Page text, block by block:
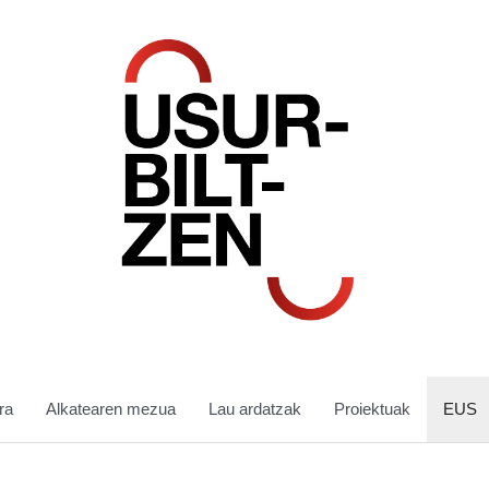
Alkatearen mezua Lau ardatzak Proiektuak EUS